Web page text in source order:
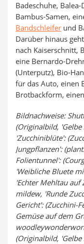
Badeschuhe,
Bambus-Samen,
Bandschleifer und
Darüber hinaus
nach Kaiserschnitt,
eine Bernardo-
(Unterputz), Bio-
für das Auto, einen
Brotbackform,
Bildnachweise:
(Originalbild,
'Zucchiniblüte':
Jungpflanzen':
Folientunnel':
'Weibliche Bluete
'Echter Mehltau
mildew, 'Runde
Gericht': (Zucchini-
Gemüse auf dem
(Originalbild,